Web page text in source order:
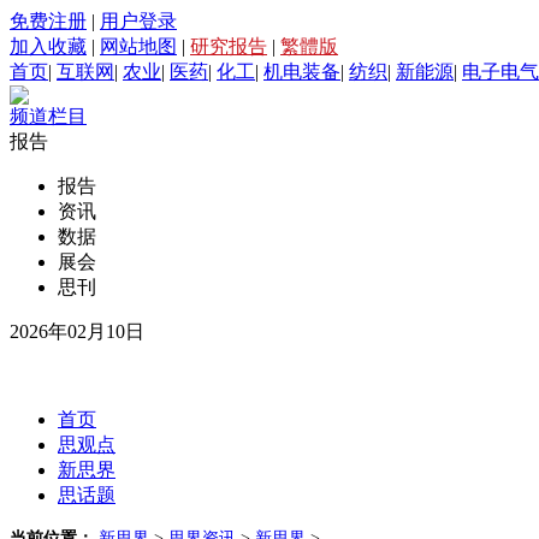
免费注册 | 用户登录
加入收藏 | 网站地图 | 研究报告 | 繁體版
首页| 互联网 | 农业| 医药| 化工| 机电装备| 纺织| 新能源| 电子电气
频道栏目
报告
报告
资讯
数据
展会
思刊
2026年02月10日
首页
思观点
新思界
思话题